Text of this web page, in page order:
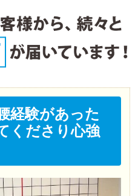
経験があった
くださり心強